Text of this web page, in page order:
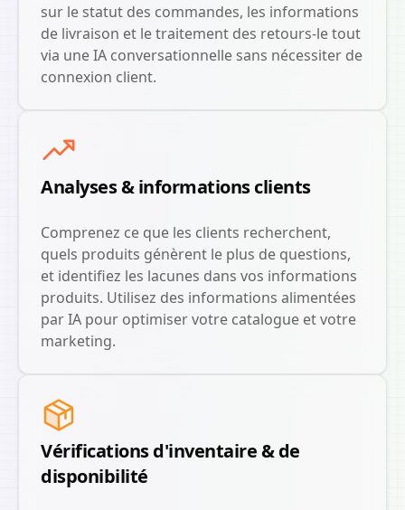
sur le statut des commandes, les informations
de livraison et le traitement des retours-le tout
via une IA conversationnelle sans nécessiter de
connexion client.
Analyses & informations clients
Comprenez ce que les clients recherchent,
quels produits génèrent le plus de questions,
et identifiez les lacunes dans vos informations
produits. Utilisez des informations alimentées
par IA pour optimiser votre catalogue et votre
marketing.
Vérifications d'inventaire & de
disponibilité